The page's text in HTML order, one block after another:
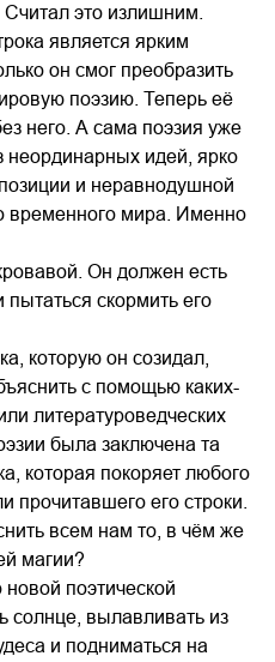
это излишним.
является ярким
он смог преобразить
поэзию. Теперь её
него. А сама поэзия уже
неординарных идей, ярко
и неравнодушной
временного мира. Именно
Он должен есть
скормить его
которую он созидал,
с помощью каких-
литературоведческих
была заключена та
которая покоряет любого
прочитавшего его строки.
всем нам то, в чём же
магии?
поэтической
солнце, вылавливать из
и подниматься на